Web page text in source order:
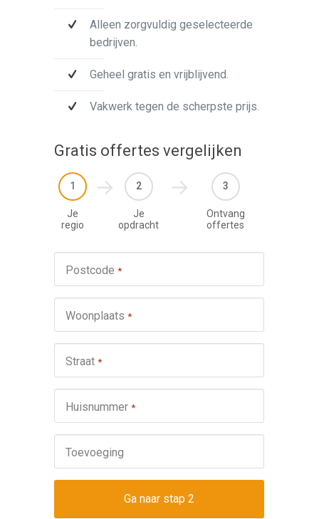
Alleen zorgvuldig geselecteerde
bedrijven.
Geheel gratis en vrijblijvend.
Vakwerk tegen de scherpste prijs.
Gratis offertes vergelijken
1
Je
regio
2
Je
opdracht
3
Ontvang
offertes
Postcode *
Woonplaats *
Straat *
Huisnummer *
Toevoeging